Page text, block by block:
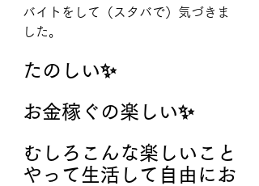
バイトをして（スタバで）気づきま
した。
たのしい✨
お金稼ぐの楽しい✨
むしろこんな楽しいこと
やって生活して自由にお